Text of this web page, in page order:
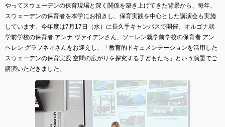
やってスウェーデンの保育現場と深く関係を築き上げてきた背景から、毎年、
スウェーデンの保育者を本学にお招きし、保育実践を中心とした講演会も実施
しています。今年度は7月17日（水）に長久手キャンパスで開催。オルゴナ就
学前学校の保育者 アンナ ヴァイデンさん、ソーレン就学前学校の保育者 アン
ヘレン グラフネィさんをお迎えし、「教育的ドキュメンテーションを活用した
スウェーデンの保育実践 空間の広がりを探究する子どもたち」という演題でご
講演いただきました。